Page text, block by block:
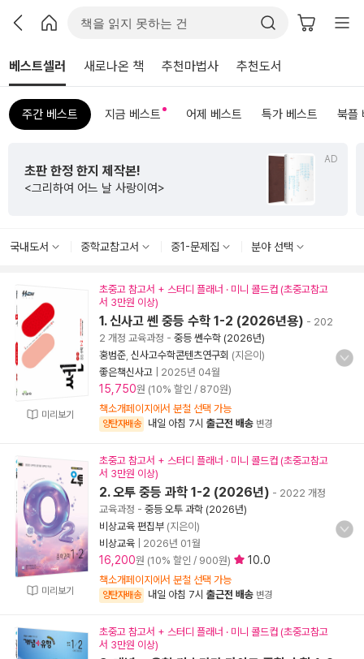
베스트셀러 새로나온 책 추천마법사 추천도서
주간 베스트 지금 베스트 어제 베스트 특가 베스트 북플
AD
수능까지 연결되는
초등 비문학 필독서
<초등 매3비>
국내도서 중학교참고서 중1-문제집 분야 선택
미리보기
초중고 참고서 + 스터디 플래너 · 미니 콜드컵 (초중고참고
서 3만원 이상)
1. 신사고 쎈 중등 수학 1-2 (2026년용) - 202
2 개정 교육과정 - 중등 쎈수학 (2026년)
홍범준 신사고수학콘텐츠연구회 (지은이)
좋은책신사고
2025년 04월
15,750원 (10% 할인 / 870원)
책소개페이지에서 분철 선택 가능
양탄자배송 내일 아침 7시 출근전 배송 변경
미리보기
초중고 참고서 + 스터디 플래너 · 미니 콜드컵 (초중고참고
서 3만원 이상)
2. 오투 중등 과학 1-2 (2026년) - 2022 개정
교육과정 - 중등 오투 과학 (2026년)
비상교육 편집부 (지은이)
비상교육
2026년 01월
16,200원 (10% 할인 / 900원) 10.0
책소개페이지에서 분철 선택 가능
양탄자배송 내일 아침 7시 출근전 배송 변경
초중고 참고서 + 스터디 플래너 · 미니 콜드컵 (초중고참고
서 3만원 이상)